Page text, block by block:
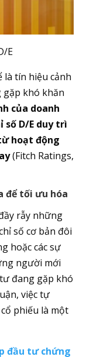
E
là tín hiệu cảnh
gặp khó khăn
của doanh
số D/E duy trì
hoạt động
(Fitch Ratings,
để tối ưu hóa
rẫy những
số cơ bản đôi
hoặc các sự
người mới
đang gặp khó
việc tự
phiếu là một
đầu tư chứng